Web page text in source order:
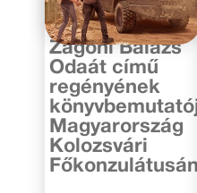
2019. november 20.
Zágoni Balázs
Odaát című
regényének
Magyarország
Kolozsvári
Főkonzulátusán